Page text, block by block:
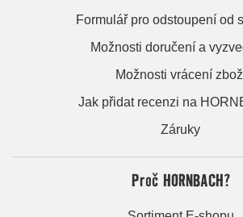
Formulář pro odstoupení od
Možnosti doručení a
Možnosti vrácení
Jak přidat recenzi na
Záruky
Proč HORNBACH?